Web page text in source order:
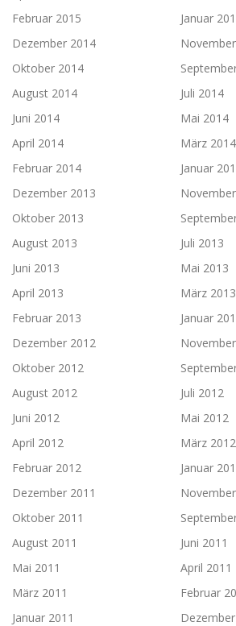
Februar 2015
Januar
Dezember 2014
Oktober 2014
August 2014
Juli 2014
Juni 2014
Mai 2014
April 2014
März 2014
Februar 2014
Januar
Dezember 2013
Oktober 2013
August 2013
Juli 2013
Juni 2013
Mai 2013
April 2013
März 2013
Februar 2013
Januar
Dezember 2012
Oktober 2012
August 2012
Juli 2012
Juni 2012
Mai 2012
April 2012
März 2012
Februar 2012
Januar
Dezember 2011
Oktober 2011
August 2011
Juni 2011
Mai 2011
April 2011
März 2011
Februar
Januar 2011